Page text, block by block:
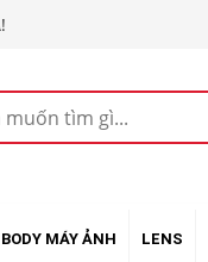
BODY MÁY ẢNH LENS